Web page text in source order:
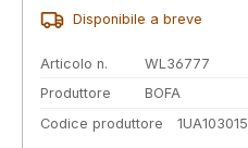
Disponibile a breve
Articolo n.
WL36777
Produttore
BOFA
Codice produttore